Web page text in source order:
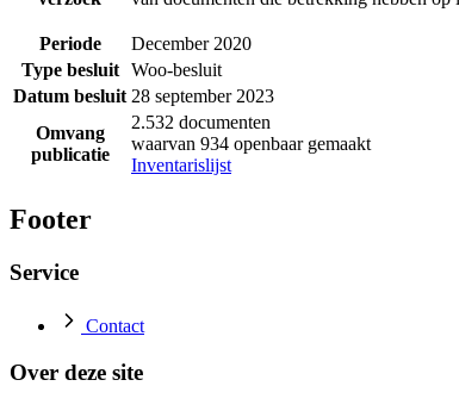
Periode
December 2020
Type besluit
Woo-besluit
Datum besluit 28 september 2023
Omvang
publicatie
2.532 documenten
waarvan 934 openbaar gemaakt
Inventarislijst
Footer
Service
Contact
Over deze site